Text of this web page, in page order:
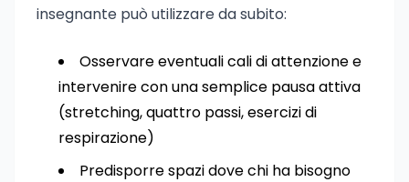
insegnante può utilizzare da subito:
Osservare eventuali cali di attenzione e
intervenire con una semplice pausa attiva
(stretching, quattro passi, esercizi di
respirazione)
Predisporre spazi dove chi ha bisogno